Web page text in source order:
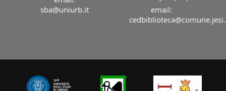
sba@uniurb.it
email: